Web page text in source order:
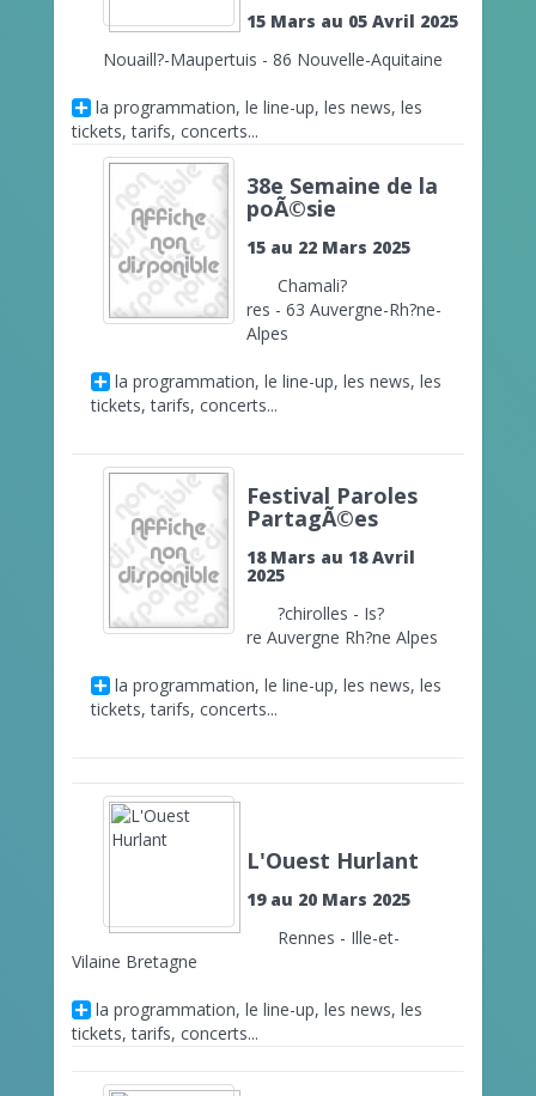
15 Mars au 05 Avril 2025
Nouaill?-Maupertuis - 86 Nouvelle-Aquitaine
la programmation, le line-up, les news, les
tickets, tarifs, concerts...
38e Semaine de la
poÃ©sie
15 au 22 Mars 2025
Chamali?
res - 63 Auvergne-Rh?ne-
Alpes
la programmation, le line-up, les news, les
tickets, tarifs, concerts...
Festival Paroles
PartagÃ©es
18 Mars au 18 Avril
2025
?chirolles - Is?
re Auvergne Rh?ne Alpes
la programmation, le line-up, les news, les
tickets, tarifs, concerts...
L'Ouest Hurlant
19 au 20 Mars 2025
Rennes - Ille-et-
Vilaine Bretagne
la programmation, le line-up, les news, les
tickets, tarifs, concerts...